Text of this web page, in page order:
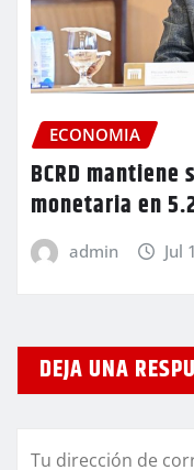
ECONOMIA
BCRD
monetaria en
admin Jul
DEJA UNA
Tu dirección de